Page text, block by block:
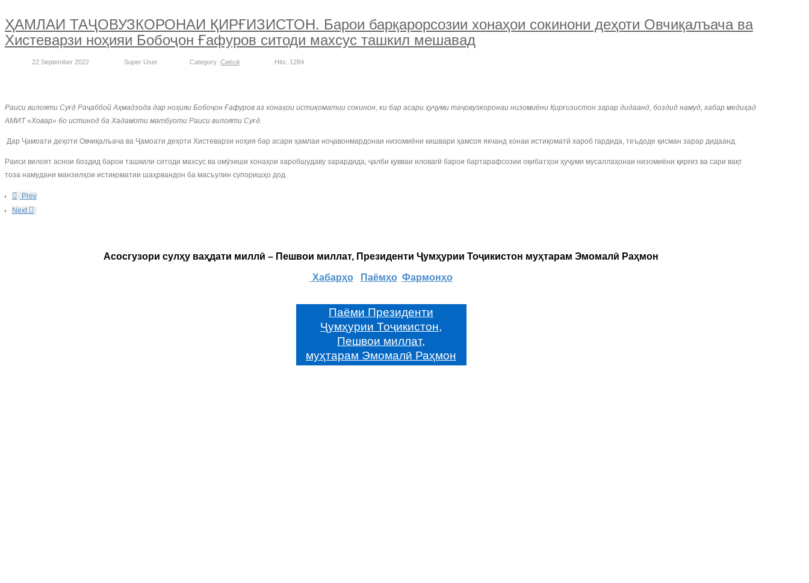
ҲАМЛАИ ТАҶОВУЗКОРОНАИ ҚИРҒИЗИСТОН. Барои барқарорсозии хонаҳои сокинони деҳоти Овчиқалъача ва
Хистеварзи ноҳияи Бобоҷон Ғафуров ситоди махсус ташкил мешавад
22 September 2022 Super User Category: Сиёсӣ Hits: 1284
Раиси вилояти Суғд Раҷаббой Аҳмадзода дар ноҳияи Бобоҷон Ғафуров аз хонаҳои истиқоматии сокинон, ки бар асари ҳуҷуми таҷовузкоронаи низомиёни Қирғизистон зарар дидаанд, боздид намуд, хабар медиҳад
АМИТ «Ховар» бо истинод ба Хадамоти матбуоти Раиси вилояти Суғд.
Дар Ҷамоати деҳоти Овчиқалъача ва Ҷамоати деҳоти Хистеварзи ноҳия бар асари ҳамлаи ноҷавонмардонаи низомиёни кишвари ҳамсоя якчанд хонаи истиқоматӣ хароб гардида, теъдоде қисман зарар дидаанд.
Раиси вилоят аснои боздид барои ташкили ситоди махсус ва омӯзиши хонаҳои харобшудаву зарардида, ҷалби қувваи иловагӣ барои бартарафсозии оқибатҳои ҳуҷуми мусаллаҳонаи низомиёни қирғиз ва сари вақт
тоза намудани манзилҳои истиқоматии шаҳрвандон ба масъулин супоришҳо дод.
Prev
Next
Асосгузори сулҳу ваҳдати миллӣ – Пешвои миллат, Президенти Ҷумҳурии Тоҷикистон муҳтарам Эмомалӣ Раҳмон
Хабарҳо Паёмҳо Фармонҳо
Паёми Президенти
Ҷумҳурии Тоҷикистон,
Пешвои миллат,
муҳтарам Эмомалӣ Раҳмон